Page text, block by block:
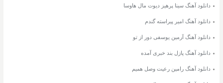
دانلود آهنگ سینا پرهیز دیوت مال هاوسا
دانلود آهنگ امیر پیراسته گندم
دانلود آهنگ آرمین یوسفی دور از تو
دانلود آهنگ پازل بند خبری آمده
دانلود آهنگ رامین رعیت وصل همیم